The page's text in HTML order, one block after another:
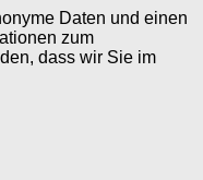
Daten und einen
zum
dass wir Sie im